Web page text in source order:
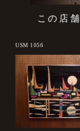
この店
USM 1056